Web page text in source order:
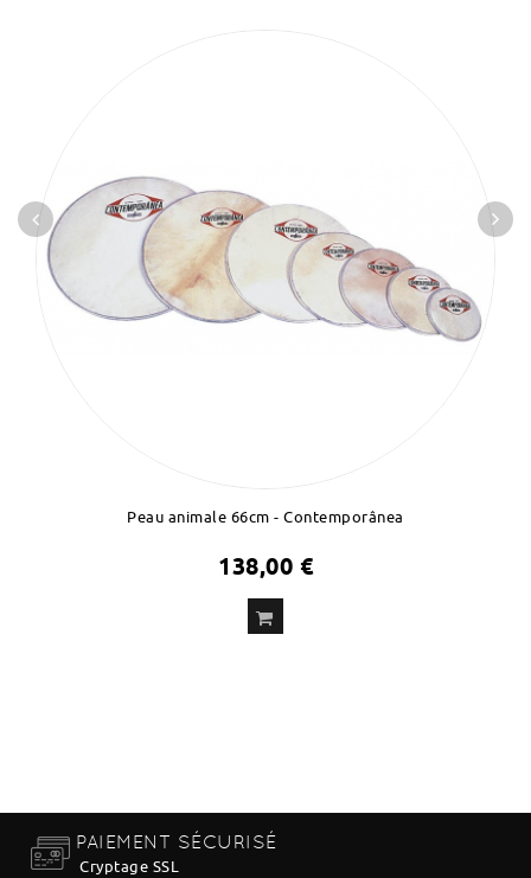
Peau animale 66cm - Contemporânea
138,00 €
PAIEMENT SÉCURISÉ
Cryptage SSL